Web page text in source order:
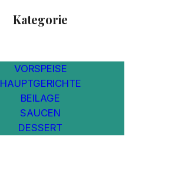
Kategorie
VORSPEISE
HAUPTGERICHTE
BEILAGE
SAUCEN
DESSERT